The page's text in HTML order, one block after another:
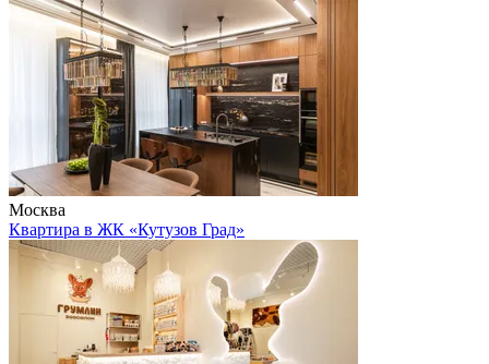
Москва
Квартира в ЖК «Кутузов Град»